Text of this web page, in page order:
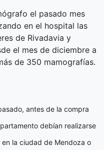
el pasado mes
en el hospital las
de Rivadavia y
el mes de diciembre a
de 350 mamografías.
antes de la compra
debían realizarse
en la ciudad de Mendoza o